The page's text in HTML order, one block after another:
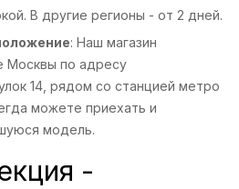
В другие регионы - от 2 дней.
: Наш магазин
Москвы по адресу
14, рядом со станцией метро
можете приехать и
модель.
-